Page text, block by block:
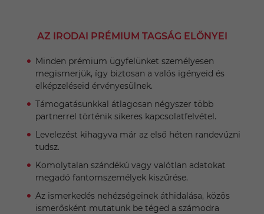
AZ IRODAI PRÉMIUM TAGSÁG ELŐNYEI
Minden prémium ügyfelünket személyesen
megismerjük, így biztosan a valós igényeid és
elképzeléseid érvényesülnek.
Támogatásunkkal átlagosan négyszer több
partnerrel történik sikeres kapcsolatfelvétel.
Levelezést kihagyva már az első héten randevúzni
tudsz.
Komolytalan szándékú vagy valótlan adatokat
megadó fantomszemélyek kiszűrése.
Az ismerkedés nehézségeinek áthidalása, közös
ismerősként mutatunk be téged a számodra